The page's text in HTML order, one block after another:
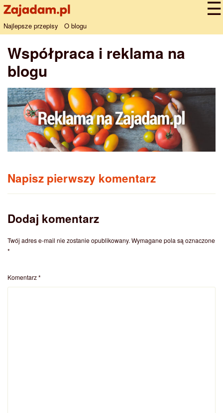
Najlepsze przepisy O blogu
Współpraca i reklama na
blogu
Napisz pierwszy komentarz
Dodaj komentarz
Twój adres e-mail nie zostanie opublikowany. Wymagane pola są oznaczone
*
Komentarz*